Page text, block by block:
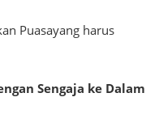
Puasayang harus
Sengaja ke Dalam